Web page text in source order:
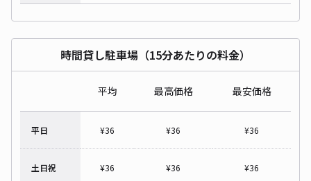
時間貸し駐車場（15分あたりの料金）
平均 最高価格 最安価格
平日 ¥36 ¥36 ¥36
土日祝 ¥36 ¥36 ¥36